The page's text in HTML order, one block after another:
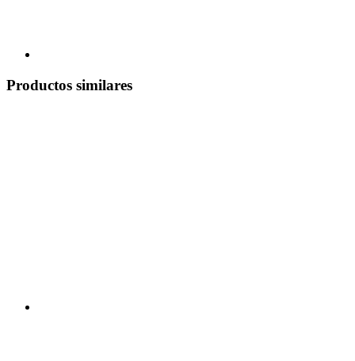
Productos similares